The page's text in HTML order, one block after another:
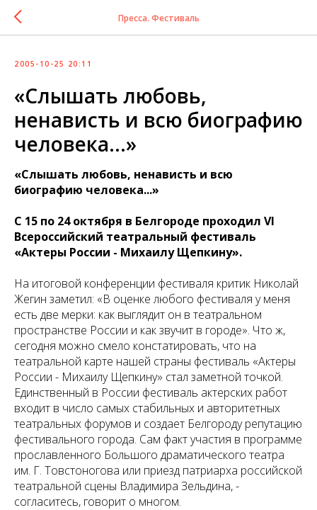
Пресса. Фестиваль
2005-10-25 20:11
«Слышать любовь,
ненависть и всю биографию
человека...»
«Слышать любовь, ненависть и всю
биографию человека...»
С 15 по 24 октября в Белгороде проходил VI
Всероссийский театральный фестиваль
«Актеры России - Михаилу Щепкину».
На итоговой конференции фестиваля критик Николай
Жегин заметил: «В оценке любого фестиваля у меня
есть две мерки: как выглядит он в театральном
пространстве России и как звучит в городе». Что ж,
сегодня можно смело констатировать, что на
театральной карте нашей страны фестиваль «Актеры
России - Михаилу Щепкину» стал заметной точкой.
Единственный в России фестиваль актерских работ
входит в число самых стабильных и авторитетных
театральных форумов и создает Белгороду репутацию
фестивального города. Сам факт участия в программе
прославленного Большого драматического театра
им. Г. Товстоногова или приезд патриарха российской
театральной сцены Владимира Зельдина, -
согласитесь, говорит о многом.